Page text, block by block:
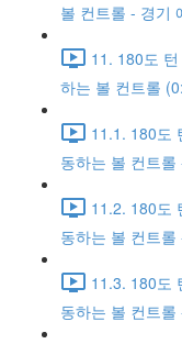
볼 컨트롤 - 경기
11. 180도
하는 볼 컨트롤
11.1. 180도
동하는 볼 컨트
11.2. 180도
동하는 볼 컨트
11.3. 180도
동하는 볼 컨트